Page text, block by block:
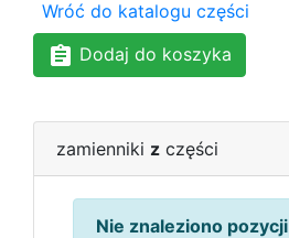
Wróć do katalogu części
Dodaj do koszyka
zamienniki z części
Nie znaleziono pozycji